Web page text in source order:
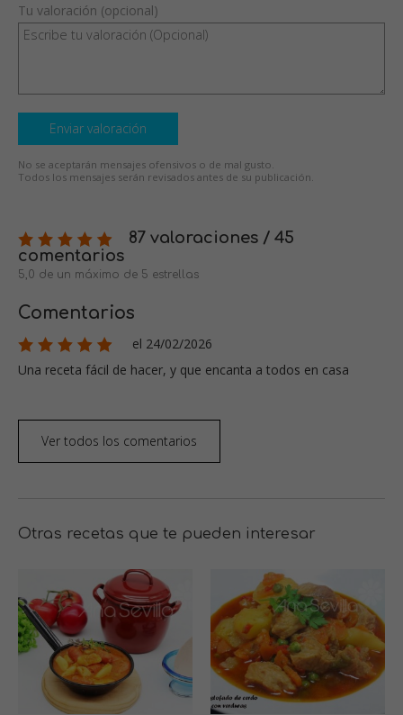
Tu valoración (opcional)
Enviar valoración
No se aceptarán mensajes ofensivos o de mal gusto.
Todos los mensajes serán revisados antes de su publicación.
87 valoraciones / 45
comentarios
5,0 de un máximo de 5 estrellas
Comentarios
el 24/02/2026
Una receta fácil de hacer, y que encanta a todos en casa
Ver todos los comentarios
Otras recetas que te pueden interesar